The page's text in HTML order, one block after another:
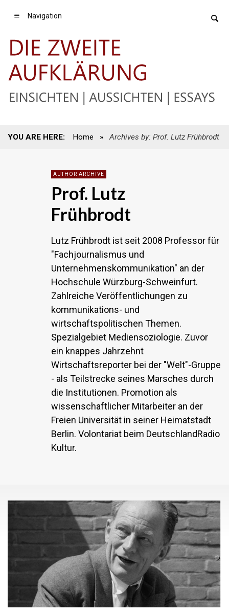
Navigation
YOU ARE HERE: Home » Archives by: Prof. Lutz Frühbrodt
AUTHOR ARCHIVE
Prof. Lutz
Frühbrodt
Lutz Frühbrodt ist seit 2008 Professor für
"Fachjournalismus und
Unternehmenskommunikation" an der
Hochschule Würzburg-Schweinfurt.
Zahlreiche Veröffentlichungen zu
kommunikations- und
wirtschaftspolitischen Themen.
Spezialgebiet Mediensoziologie. Zuvor
ein knappes Jahrzehnt
Wirtschaftsreporter bei der "Welt"-Gruppe
- als Teilstrecke seines Marsches durch
die Institutionen. Promotion als
wissenschaftlicher Mitarbeiter an der
Freien Universität in seiner Heimatstadt
Berlin. Volontariat beim DeutschlandRadio
Kultur.